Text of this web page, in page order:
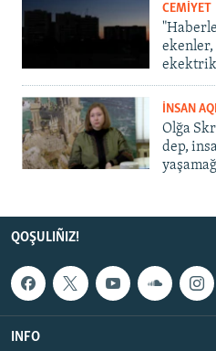
CEMİYET
ekenler,
İNSAN
Olğa
dep,
QOŞULIÑIZ!
INFO